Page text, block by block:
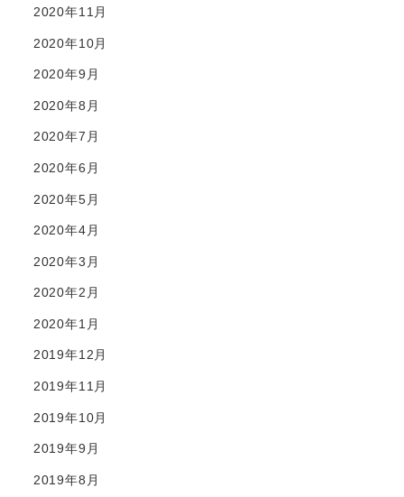
2020年11月
2020年10月
2020年9月
2020年8月
2020年7月
2020年6月
2020年5月
2020年4月
2020年3月
2020年2月
2020年1月
2019年12月
2019年11月
2019年10月
2019年9月
2019年8月